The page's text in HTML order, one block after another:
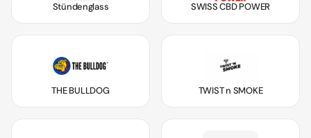
Stündenglass SWISS CBD POWER
THE BULLDOG TWIST n SMOKE